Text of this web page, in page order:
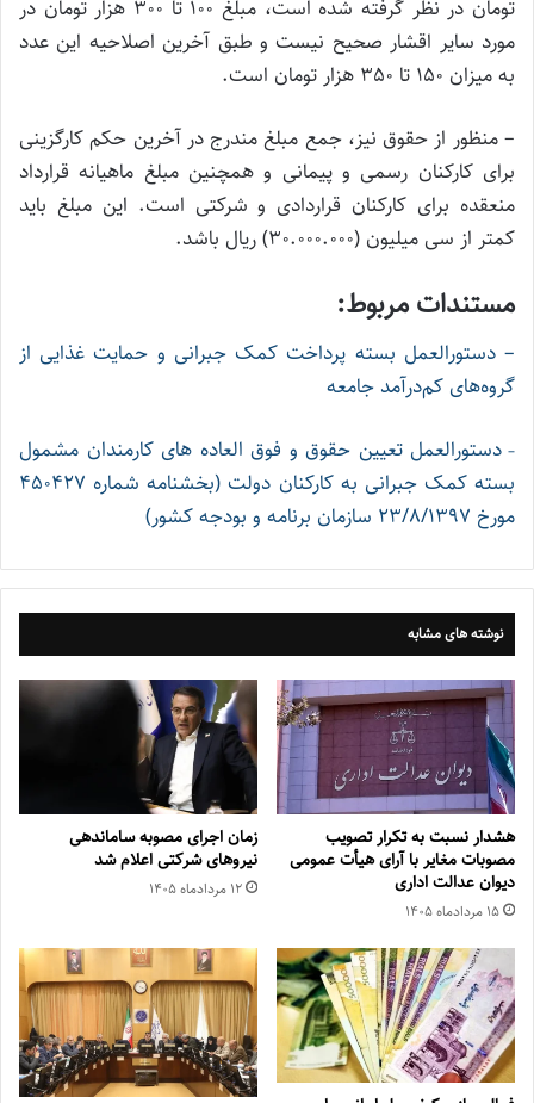
تومان در نظر گرفته شده است، مبلغ 100 تا 300 هزار تومان در
مورد سایر اقشار صحیح نیست و طبق آخرین اصلاحیه این عدد
به میزان 150 تا 350 هزار تومان است.
– منظور از حقوق نیز، جمع مبلغ مندرج در آخرین حکم کارگزینی
برای کارکنان رسمی و پیمانی و همچنین مبلغ ماهیانه قرارداد
منعقده برای کارکنان قراردادی و شرکتی است. این مبلغ باید
کمتر از سی میلیون (30.000.000) ریال باشد.
مستندات مربوط:
– دستورالعمل بسته پرداخت کمک جبرانی و حمایت غذایی از
گروه‌های کم‌درآمد جامعه
– دستورالعمل تعیین حقوق و فوق العاده های کارمندان مشمول
بسته کمک جبرانی به کارکنان دولت (بخشنامه شماره 450427
مورخ 23/8/1397 سازمان برنامه و بودجه کشور)
نوشته های مشابه
هشدار نسبت به تکرار تصویب
مصوبات مغایر با آرای هیأت عمومی
دیوان عدالت اداری
۱۵ مرداد‌ماه ۱۴۰۵
زمان اجرای مصوبه ساماندهی
نیروهای شرکتی اعلام شد
۱۲ مرداد‌ماه ۱۴۰۵